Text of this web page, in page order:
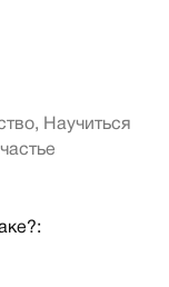
Научиться